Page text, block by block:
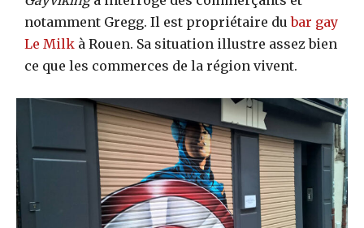
notamment Gregg. Il est propriétaire dubar gay
Le Milk à Rouen. Sa situation illustre assez bien
ce que les commerces de la région vivent.